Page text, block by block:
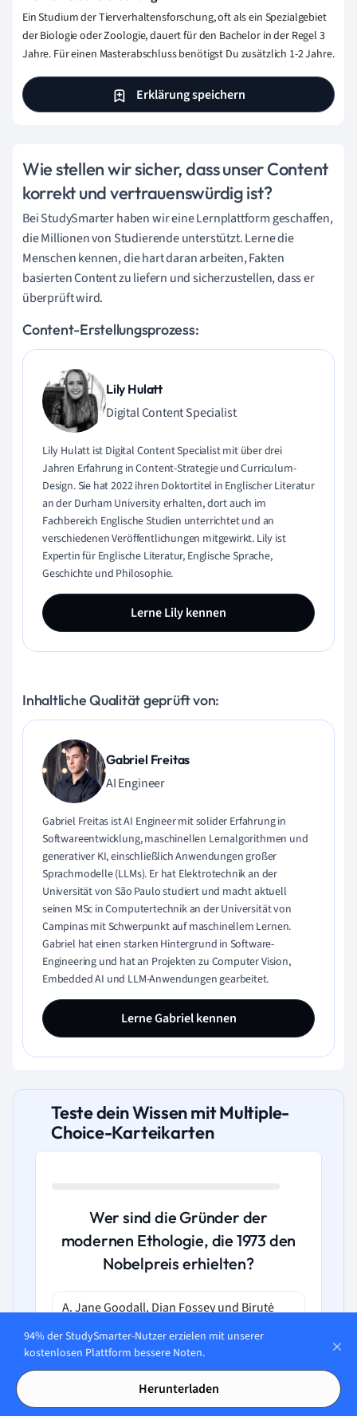
Ein Studium der Tierverhaltensforschung, oft als ein Spezialgebiet
der Biologie oder Zoologie, dauert für den Bachelor in der Regel 3
Jahre. Für einen Masterabschluss benötigst Du zusätzlich 1-2 Jahre.
Erklärung speichern
Wie stellen wir sicher, dass unser Content
korrekt und vertrauenswürdig ist?
Bei StudySmarter haben wir eine Lernplattform geschaffen,
die Millionen von Studierende unterstützt. Lerne die
Menschen kennen, die hart daran arbeiten, Fakten
basierten Content zu liefern und sicherzustellen, dass er
überprüft wird.
Content-Erstellungsprozess:
Lily Hulatt
Digital Content Specialist
Lily Hulatt ist Digital Content Specialist mit über drei
Jahren Erfahrung in Content-Strategie und Curriculum-
Design. Sie hat 2022 ihren Doktortitel in Englischer Literatur
an der Durham University erhalten, dort auch im
Fachbereich Englische Studien unterrichtet und an
verschiedenen Veröffentlichungen mitgewirkt. Lily ist
Expertin für Englische Literatur, Englische Sprache,
Geschichte und Philosophie.
Lerne Lily kennen
Inhaltliche Qualität geprüft von:
Gabriel Freitas
AI Engineer
Gabriel Freitas ist AI Engineer mit solider Erfahrung in
Softwareentwicklung, maschinellen Lernalgorithmen und
generativer KI, einschließlich Anwendungen großer
Sprachmodelle (LLMs). Er hat Elektrotechnik an der
Universität von São Paulo studiert und macht aktuell
seinen MSc in Computertechnik an der Universität von
Campinas mit Schwerpunkt auf maschinellem Lernen.
Gabriel hat einen starken Hintergrund in Software-
Engineering und hat an Projekten zu Computer Vision,
Embedded AI und LLM-Anwendungen gearbeitet.
Lerne Gabriel kennen
Teste dein Wissen mit Multiple-
Choice-Karteikarten
Wer sind die Gründer der
modernen Ethologie, die 1973 den
Nobelpreis erhielten?
A. Jane Goodall, Dian Fossey und Birutė
Verhalten von Affen studierten.
B. Stephen Hawking, Albert Einstein und
Marie Curie, für ihre revolutionären
94% der StudySmarter-Nutzer erzielen mit unserer
kostenlosen Plattform bessere Noten.
Herunterladen